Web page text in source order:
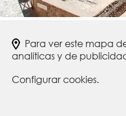
Para ver este mapa
analíticas y de
Configurar cookies.